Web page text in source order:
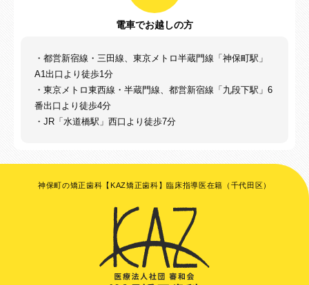
電車でお越しの方
・都営新宿線・三田線、東京メトロ半蔵門線「神保町駅」
A1出口より徒歩1分
・東京メトロ東西線・半蔵門線、都営新宿線「九段下駅」6
番出口より徒歩4分
・JR「水道橋駅」西口より徒歩7分
神保町の矯正歯科【KAZ矯正歯科】臨床指導医在籍（千代田区）